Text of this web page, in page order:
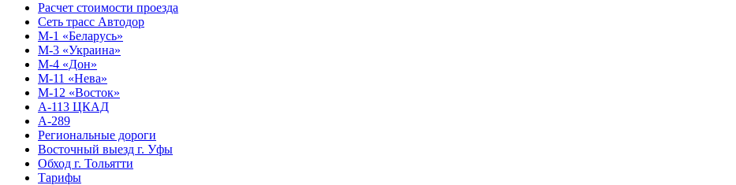
Расчет стоимости проезда
Сеть трасс Автодор
М-1 «Беларусь»
М-3 «Украина»
М-4 «Дон»
М-11 «Нева»
М-12 «Восток»
А-113 ЦКАД
А-289
Региональные дороги
Восточный выезд г. Уфы
Обход г. Тольятти
Тарифы